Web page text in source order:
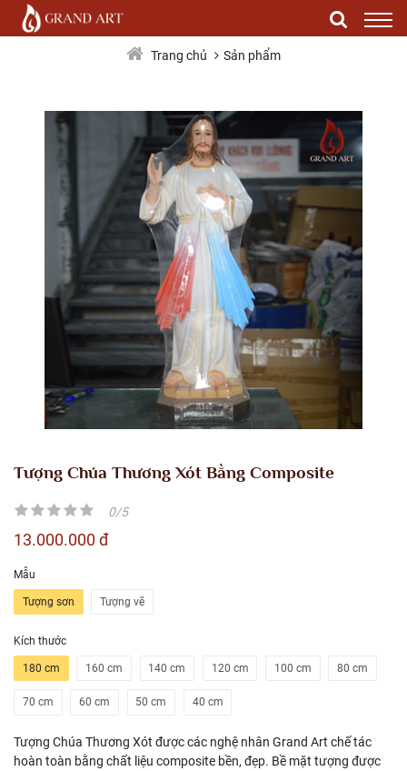
Tượng Chúa Thương Xót Bằng Composite
Trang chủ Sản phẩm
Tượng Chúa Thương Xót Bằng Composite
0/5
13.000.000 đ
Mẫu
Tượng sơn Tượng vẽ
Kích thước
180 cm 160 cm 140 cm 120 cm 100 cm 80 cm
70 cm 60 cm 50 cm 40 cm
Tượng Chúa Thương Xót được các nghệ nhân Grand Art chế tác
hoàn toàn bằng chất liệu composite bền, đẹp. Bề mặt tượng được